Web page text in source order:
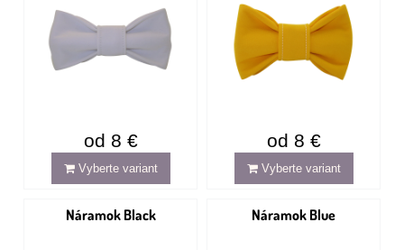
od 8 €
Vyberte variant
od 8 €
Vyberte variant
Náramok Black Náramok Blue